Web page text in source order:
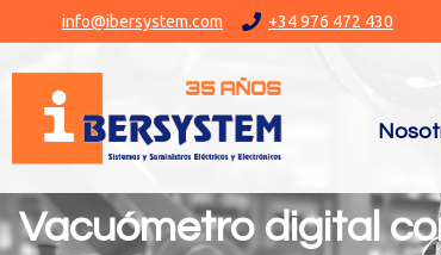
info@ibersystem.com +34 976 472 430
Vacuómetro digital